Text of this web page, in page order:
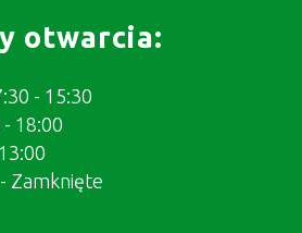
otwarcia:
- 15:30
18:00
Zamknięte